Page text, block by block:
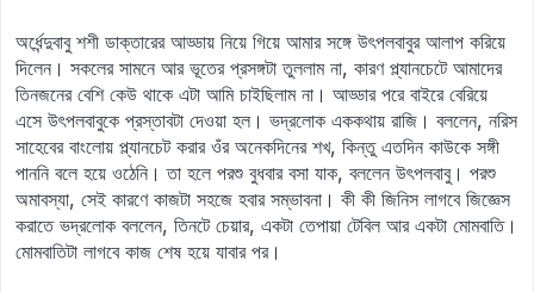
অর্ধেন্দুবাবু শশী ডাক্তারের আড্ডায় নিয়ে গিয়ে আমার সঙ্গে উৎপলবাবুর আলাপ করিয়ে
দিলেন। সকলের সামনে আর ভূতের প্রসঙ্গটা তুললাম না, কারণ প্ল্যানচেটে আমাদের
তিনজনের বেশি কেউ থাকে এটা আমি চাইছিলাম না। আড্ডার পরে বাইরে বেরিয়ে
এসে উৎপলবাবুকে প্রস্তাবটা দেওয়া হল। ভদ্রলোক এককথায় রাজি। বললেন, নরিস
সাহেবের বাংলোয় প্ল্যানচেট করার ওঁর অনেকদিনের শখ, কিন্তু এতদিন কাউকে সঙ্গী
পাননি বলে হয়ে ওঠেনি। তা হলে পরশু বুধবার বসা যাক, বললেন উৎপলবাবু। পরশু
অমাবস্যা, সেই কারণে কাজটা সহজে হবার সম্ভাবনা। কী কী জিনিস লাগবে জিজ্ঞেস
করাতে ভদ্রলোক বললেন, তিনটে চেয়ার, একটা তেপায়া টেবিল আর একটা মোমবাতি।
মোমবাতিটা লাগবে কাজ শেষ হয়ে যাবার পর।